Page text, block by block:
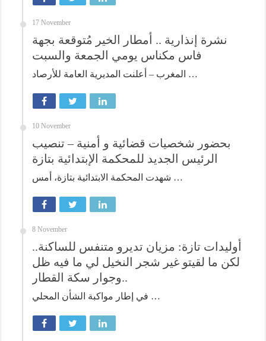
17 November
نشرة إنذارية .. أمطار الخير مُتوقعة بجهة
فاس مكناس يومي الجمعة والسبت
المغرب – أعلنت المديرية العامة للأرصاد …
10 November
بحضور شخصيات قضائية و أمنية – تنصيب
الرئيس الجديد للمحكمة الإبتدائية بتازة
شهدت المحكمة الابتدائية بتازة، أمس …
8 November
أوليدات تازة: مزيان تديرو متنفس للساكنة..
لكن ما لقيتو غير شجر النخيل لي ما فيه ظل
وجوار سكة القطار..
في إطار مواكبة الشأن المحلي …